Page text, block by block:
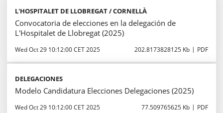
L'HOSPITALET DE LLOBREGAT / CORNELLÀ
Convocatoria de elecciones en la delegación de
L'Hospitalet de Llobregat (2025)
Wed Oct 29 10:12:00 CET 2025 202.8173828125 Kb PDF
DELEGACIONES
Modelo Candidatura Elecciones Delegaciones (2025)
Wed Oct 29 10:12:00 CET 2025 77.509765625 Kb PDF